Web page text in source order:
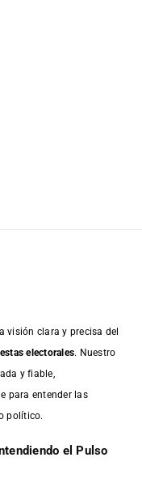
visión clara y precisa del
electorales. Nuestro
y fiable,
para entender las
político.
el Pulso